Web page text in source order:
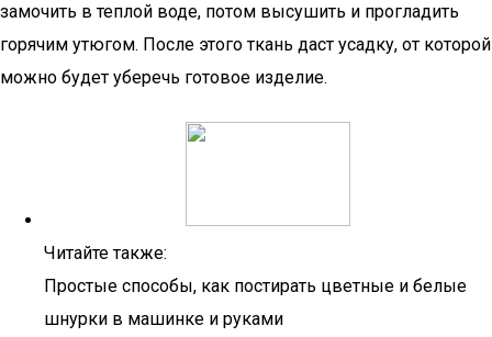
замочить в теплой воде, потом высушить и прогладить
горячим утюгом. После этого ткань даст усадку, от которой
можно будет уберечь готовое изделие.
Читайте также:
Простые способы, как постирать цветные и белые
шнурки в машинке и руками